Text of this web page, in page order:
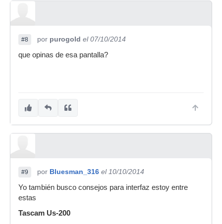
#8 por purogold el 07/10/2014
que opinas de esa pantalla?
#9 por Bluesman_316 el 10/10/2014
Yo también busco consejos para interfaz estoy entre
estas
Tascam Us-200